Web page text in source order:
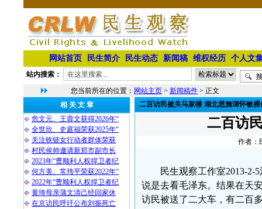
网站首页 民生简介 民生动态 新闻稿 维权经历 个人文
站内搜索：
您当前所在的位置： 网站主页 > 新闻稿件 > 正文
相 关 文 章
危文元、王蓉文获得2026年“
全世欣、史庭福荣获2025年“
关注铁链女行动者群体荣获
村民侯帅邀请新郑市副市长
2023年“曹顺利人权捍卫者纪
何方美、常玮平荣获2022年“
2022年“曹顺利人权捍卫者纪
黄琦母亲蒲文清己经回家休
在京访民呼吁公布刘振死亡
二百访民被关马家楼 湖北恩施谭怀敏裸
二百访
作者：
民生观察工作室2013-2-
说是去看毛泽东。结果在天
访民被送了二大车，有二百